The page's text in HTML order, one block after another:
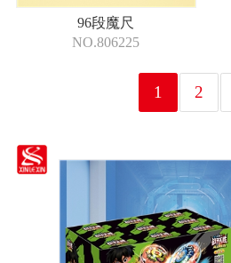
96段魔尺
NO.806225
1 2